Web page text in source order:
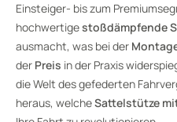
Einsteiger- bis zum
hochwertigestoßdämpfende
ausmacht, was bei der
der Preis in der Praxis
die Welt des gefederten
heraus, welcheSattelstütze